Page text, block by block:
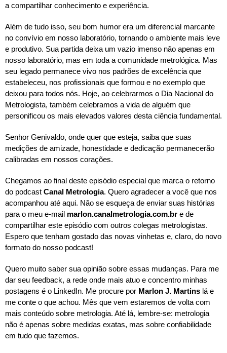
a compartilhar conhecimento e experiência.
Além de tudo isso, seu bom humor era um diferencial marcante
no convívio em nosso laboratório, tornando o ambiente mais leve
e produtivo. Sua partida deixa um vazio imenso não apenas em
nosso laboratório, mas em toda a comunidade metrológica. Mas
seu legado permanece vivo nos padrões de excelência que
estabeleceu, nos profissionais que formou e no exemplo que
deixou para todos nós. Hoje, ao celebrarmos o Dia Nacional do
Metrologista, também celebramos a vida de alguém que
personificou os mais elevados valores desta ciência fundamental.
Senhor Genivaldo, onde quer que esteja, saiba que suas
medições de amizade, honestidade e dedicação permanecerão
calibradas em nossos corações.
Chegamos ao final deste episódio especial que marca o retorno
do podcast Canal Metrologia. Quero agradecer a você que nos
acompanhou até aqui. Não se esqueça de enviar suas histórias
para o meu e-mail marlon.canalmetrologia.com.br e de
compartilhar este episódio com outros colegas metrologistas.
Espero que tenham gostado das novas vinhetas e, claro, do novo
formato do nosso podcast!
Quero muito saber sua opinião sobre essas mudanças. Para me
dar seu feedback, a rede onde mais atuo e concentro minhas
postagens é o LinkedIn. Me procure por Marlon J. Martins lá e
me conte o que achou. Mês que vem estaremos de volta com
mais conteúdo sobre metrologia. Até lá, lembre-se: metrologia
não é apenas sobre medidas exatas, mas sobre confiabilidade
em tudo que fazemos.